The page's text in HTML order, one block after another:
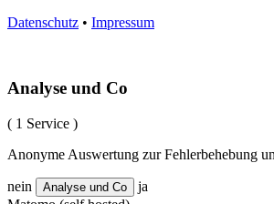
Datenschutz • Impressum
Analyse und Co
( 1 Service )
Anonyme Auswertung zur Fehlerbehebung
nein Analyse und Co
ja